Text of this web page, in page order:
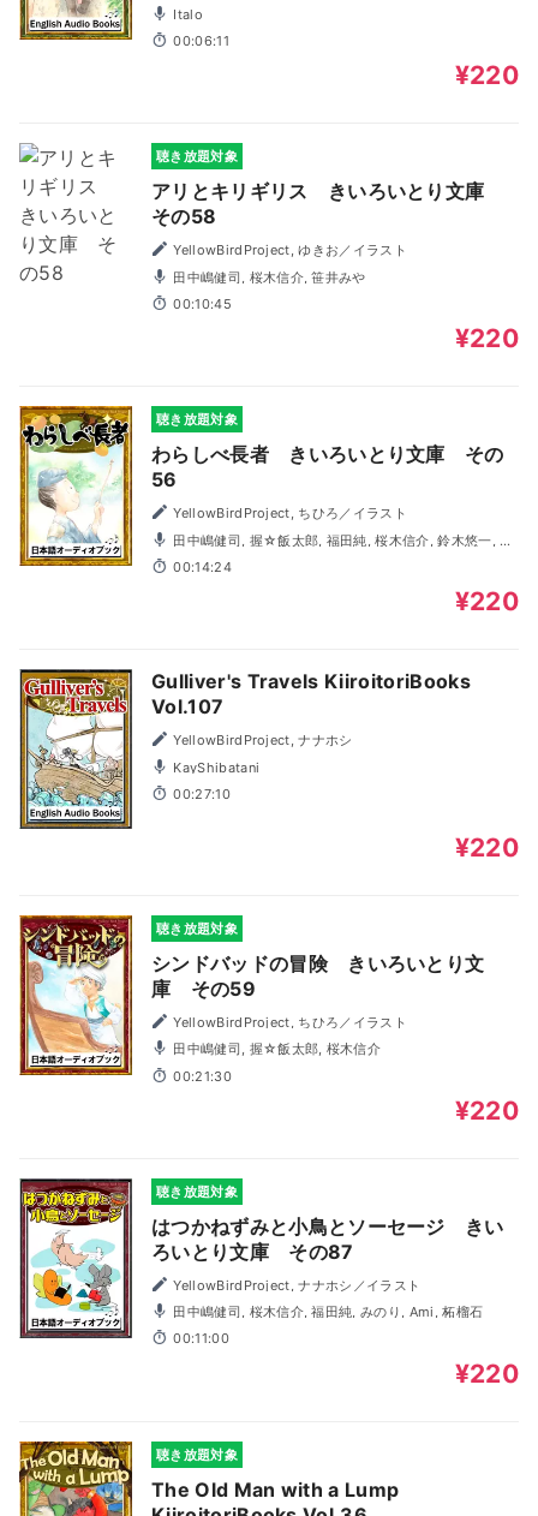
Italo
00:06:11
¥220
聴き放題対象
アリとキリギリス きいろいとり文庫
その58
YellowBirdProject, ゆきお／イラスト
田中嶋健司, 桜木信介, 笹井みや
00:10:45
¥220
聴き放題対象
わらしべ長者 きいろいとり文庫 その
56
YellowBirdProject, ちひろ／イラスト
井みや, みのり
00:14:24
¥220
Gulliver's Travels KiiroitoriBooks
Vol.107
YellowBirdProject, ナナホシ
KayShibatani
00:27:10
¥220
聴き放題対象
シンドバッドの冒険 きいろいとり文
庫 その59
YellowBirdProject, ちひろ／イラスト
田中嶋健司, 握☆飯太郎, 桜木信介
00:21:30
¥220
聴き放題対象
はつかねずみと小鳥とソーセージ きい
ろいとり文庫 その87
YellowBirdProject, ナナホシ／イラスト
田中嶋健司, 桜木信介, 福田純, みのり, Ami, 柘榴石
00:11:00
¥220
聴き放題対象
The Old Man with a Lump